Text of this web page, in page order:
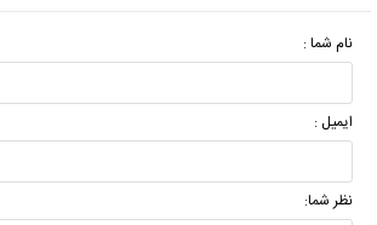
نام شما :
ایمیل :
نظر شما: